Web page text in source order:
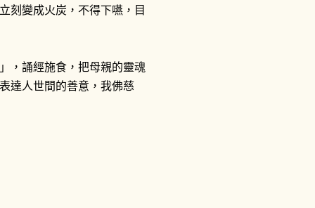
刻變成火炭，不得下嚥，目
誦經施食，把母親的靈魂
達人世間的善意，我佛慈